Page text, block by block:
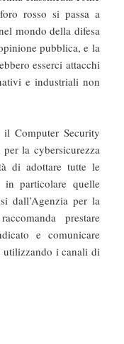
rosso si passa a
mondo della difesa
pubblica, e la
esserci attacchi
e industriali non
il Computer Security
per la cybersicurezza
di adottare tutte le
particolare quelle
dall’Agenzia per la
prestare
e comunicare
utilizzando i canali di